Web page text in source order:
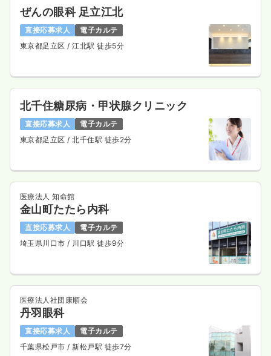
ぜんの眼科 足立江北
直接応募求人
電子カルテ
東京都足立区 / 江北駅 徒歩5分
北千住糖尿病・甲状腺クリニック
直接応募求人
電子カルテ
東京都足立区 / 北千住駅 徒歩2分
医療法人 知命館
金山町たたら内科
直接応募求人
電子カルテ
埼玉県川口市 / 川口駅 徒歩9分
医療法人社団康順会
丹羽眼科
直接応募求人
電子カルテ
千葉県松戸市 / 新松戸駅 徒歩7分